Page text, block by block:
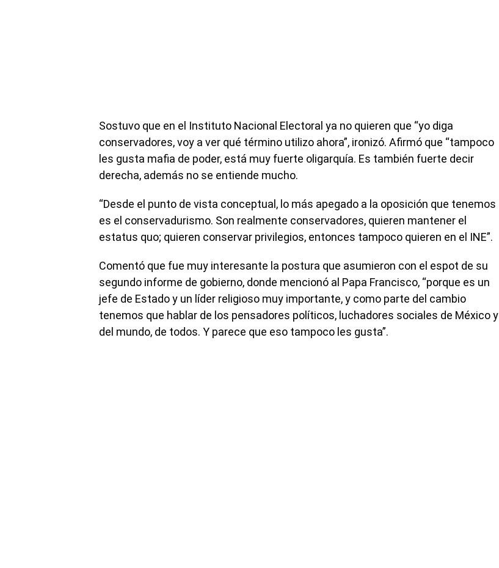
Sostuvo que en el Instituto Nacional Electoral ya no quieren que “yo diga
conservadores, voy a ver qué término utilizo ahora”, ironizó. Afirmó que “tampoco
les gusta mafia de poder, está muy fuerte oligarquía. Es también fuerte decir
derecha, además no se entiende mucho.
“Desde el punto de vista conceptual, lo más apegado a la oposición que tenemos
es el conservadurismo. Son realmente conservadores, quieren mantener el
estatus quo; quieren conservar privilegios, entonces tampoco quieren en el INE”.
Comentó que fue muy interesante la postura que asumieron con el espot de su
segundo informe de gobierno, donde mencionó al Papa Francisco, “porque es un
jefe de Estado y un líder religioso muy importante, y como parte del cambio
tenemos que hablar de los pensadores políticos, luchadores sociales de México y
del mundo, de todos. Y parece que eso tampoco les gusta”.